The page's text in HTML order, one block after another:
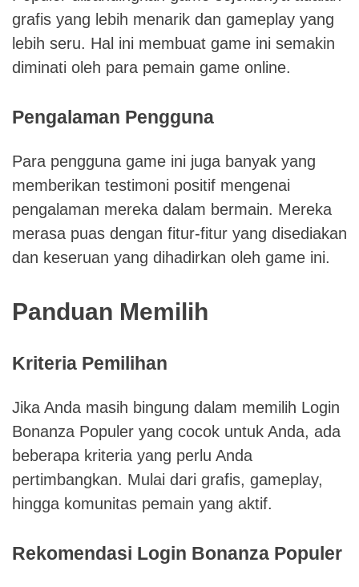
grafis yang lebih menarik dan gameplay yang
lebih seru. Hal ini membuat game ini semakin
diminati oleh para pemain game online.
Pengalaman Pengguna
Para pengguna game ini juga banyak yang
memberikan testimoni positif mengenai
pengalaman mereka dalam bermain. Mereka
merasa puas dengan fitur-fitur yang disediakan
dan keseruan yang dihadirkan oleh game ini.
Panduan Memilih
Kriteria Pemilihan
Jika Anda masih bingung dalam memilih Login
Bonanza Populer yang cocok untuk Anda, ada
beberapa kriteria yang perlu Anda
pertimbangkan. Mulai dari grafis, gameplay,
hingga komunitas pemain yang aktif.
Rekomendasi Login Bonanza Populer